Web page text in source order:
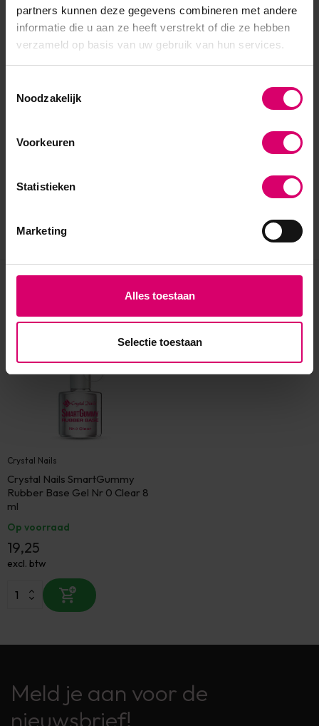
partners kunnen deze gegevens combineren met andere
informatie die u aan ze heeft verstrekt of die ze hebben
verzameld op basis van uw gebruik van hun services.
Noodzakelijk
Voorkeuren
Statistieken
Marketing
Alles toestaan
Selectie toestaan
Crystal Nails
Crystal Nails SmartGummy
Rubber Base Gel Nr 0 Clear 8
ml
Op voorraad
19,25
excl. btw
Meld je aan voor de
nieuwsbrief!